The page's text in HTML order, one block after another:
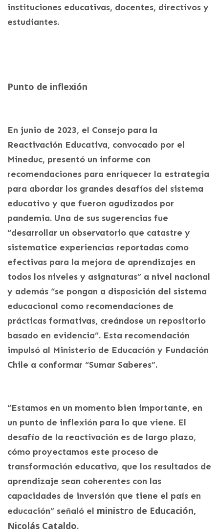
instituciones educativas, docentes, directivos y
estudiantes.
Punto de inflexión
En junio de 2023, el Consejo para la
Reactivación Educativa, convocado por el
Mineduc, presentó un informe con
recomendaciones para enriquecer la estrategia
para abordar los grandes desafíos del sistema
educativo y que fueron agudizados por
pandemia. Una de sus sugerencias fue
“desarrollar un observatorio que catastre y
sistematice experiencias reportadas como
efectivas para la mejora de aprendizajes en
todos los niveles y asignaturas” a nivel nacional
y además “se pongan a disposición del sistema
educacional como recomendaciones de
prácticas formativas, creándose un repositorio
basado en evidencia”. Esta recomendación
impulsó al Ministerio de Educación y Fundación
Chile a conformar “Sumar Saberes”.
“Estamos en un momento bien importante, en
un punto de inflexión para lo que viene. El
desafío de la reactivación es de largo plazo,
cómo proyectamos este proceso de
transformación educativa, que los resultados de
aprendizaje sean coherentes con las
capacidades de inversión que tiene el país en
educación” señaló el ministro de Educación,
Nicolás Cataldo.